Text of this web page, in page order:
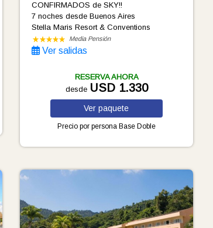
CONFIRMADOS de SKY!!
7 noches desde Buenos Aires
Stella Maris Resort & Conventions
Media Pensión
Ver salidas
RESERVA AHORA
desde USD 1.330
Verpaquete
Precio por persona Base Doble